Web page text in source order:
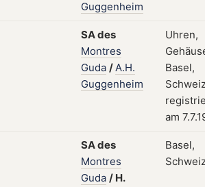
Guggenheim
SAdes
Montres
Guda /A.H.
Guggenheim
Uhren,
Basel,
am
SAdes
Montres
Guda / H.
Basel,